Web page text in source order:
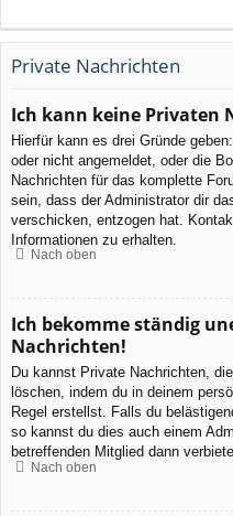
Private Nachrichten
Ich kann keine Privaten
Hierfür kann es drei Gründe
oder nicht angemeldet, oder die
Nachrichten für das komplette
sein, dass der Administrator dir
verschicken, entzogen hat.
Informationen zu erhalten.
Nach oben
Ich bekomme ständig
Nachrichten!
Du kannst Private Nachrichten,
löschen, indem du in deinem
Regel erstellst. Falls du
so kannst du dies auch einem
betreffenden Mitglied dann
Nach oben